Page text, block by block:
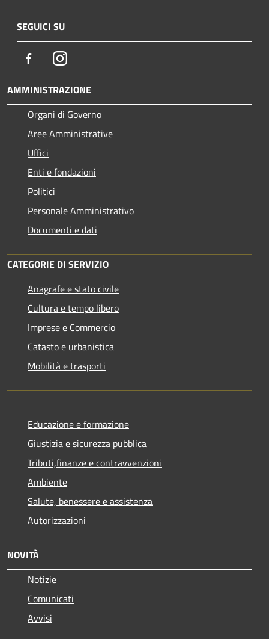
SEGUICI SU
FacebookInstagram
AMMINISTRAZIONE
Organi di Governo
Aree Amministrative
Uffici
Enti e fondazioni
Politici
Personale Amministrativo
Documenti e dati
CATEGORIE DI SERVIZIO
Anagrafe e stato civile
Cultura e tempo libero
Imprese e Commercio
Catasto e urbanistica
Mobilità e trasporti
Educazione e formazione
Giustizia e sicurezza pubblica
Tributi,finanze e contravvenzioni
Ambiente
Salute, benessere e assistenza
Autorizzazioni
NOVITÀ
Notizie
Comunicati
Avvisi